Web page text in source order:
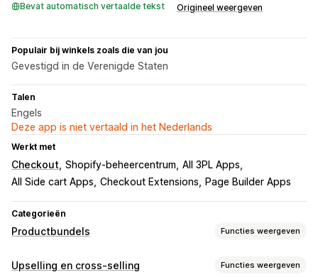
Bevat automatisch vertaalde tekst Origineel weergeven
Populair bij winkels zoals die van jou
Gevestigd in de Verenigde Staten
Talen
Engels
Deze app is niet vertaald in het Nederlands
Werkt met
Checkout Shopify-beheercentrum All 3PL Apps
All Side cart Apps Checkout Extensions Page Builder Apps
Categorieën
Productbundels Functies weergeven
Soorten bundels
Upselling en cross-selling Functies weergeven